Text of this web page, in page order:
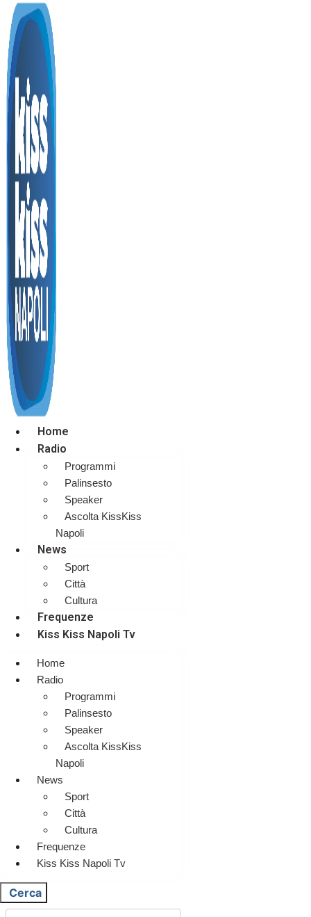
Home
Radio
Programmi
Palinsesto
Speaker
Ascolta KissKiss
Napoli
News
Sport
Città
Cultura
Frequenze
Kiss Kiss Napoli Tv
Home
Radio
Programmi
Palinsesto
Speaker
Ascolta KissKiss
Napoli
News
Sport
Città
Cultura
Frequenze
Kiss Kiss Napoli Tv
Cerca